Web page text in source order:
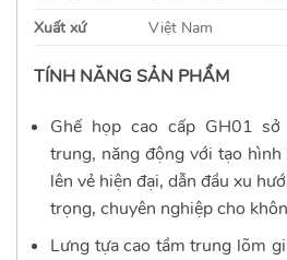
Xuất xứ
Việt Nam
TÍNH NĂNG SẢN PHẨM
Ghế họp cao cấp GH01
trung, năng động với tạo
lên vẻ hiện đại, dẫn đầu xu
trọng, chuyên nghiệp cho
Lưng tựacao tầm trung lõm